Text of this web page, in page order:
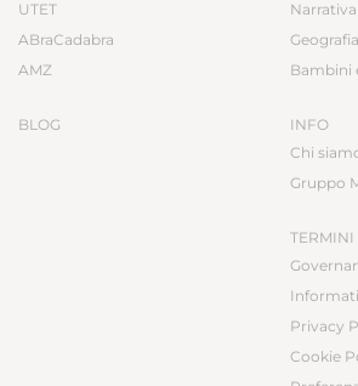
UTET
ABraCadabra
AMZ
BLOG
Narrativa
Geografia
Bambini
INFO
Chi
Gruppo
TERMINI
Privacy
Cookie